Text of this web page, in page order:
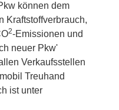
können dem
Kraftstoffverbrauch,
2-Emissionen und
neuer Pkw'
Verkaufsstellen
Treuhand
ist unter